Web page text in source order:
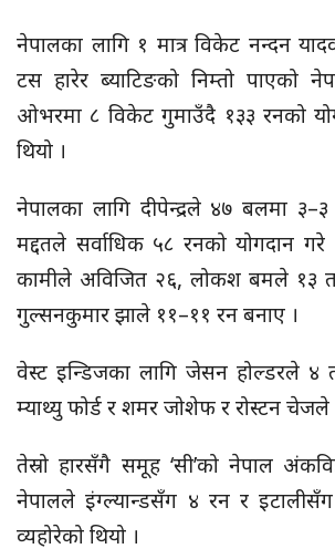
नेपालका लागि १ मात्र विकेट नन्दन
टस हारेर ब्याटिङको निम्तो पाएको
ओभरमा ८ विकेट गुमाउँदै १३३ रनको
थियो ।
नेपालका लागि दीपेन्द्रले ४७ बलमा
मद्दतले सर्वाधिक ५८ रनको योगदान
कामीले अविजित २६, लोकश बमले
गुल्सनकुमार झाले ११–११ रन बनाए ।
वेस्ट इन्डिजका लागि जेसन होल्डरले ४
म्याथ्यु फोर्ड र शमर जोशेफ र रोस्टन
तेस्रो हारसँगै समूह ‘सी’को नेपाल
नेपालले इंग्ल्यान्डसँग ४ रन र
व्यहोरेको थियो ।